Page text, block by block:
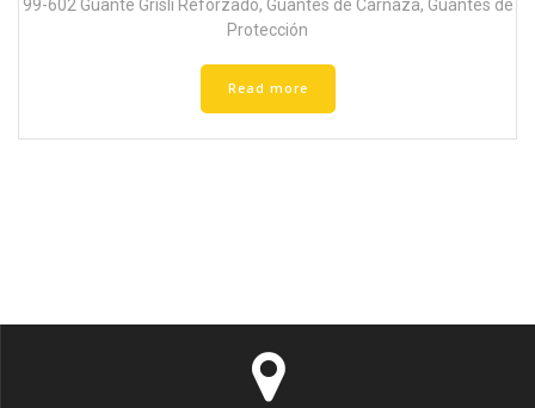
99-602 Guante Grisli Reforzado, Guantes de Carnaza, Guantes de
Protección
Read more